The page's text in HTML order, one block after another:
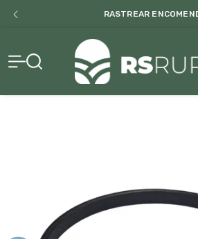
RASTREAR